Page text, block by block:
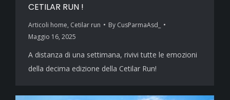
CETILAR RUN !
Articoli home, Cetilar run By CusParmaAsd_
Maggio 16, 2025
A distanza di una settimana, rivivi tutte le emozioni
della decima edizione della Cetilar Run!